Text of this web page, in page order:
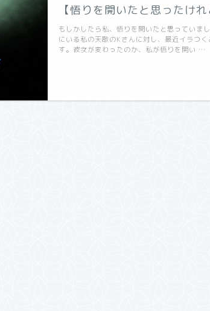
【悟りを開いたと思ったけれ
もしかしたら私、悟りを開いたと思っていま
にいる私の天敵のKさんに対し、最近イラつ
す。彼女が変わったのか、私が悟りを開い …